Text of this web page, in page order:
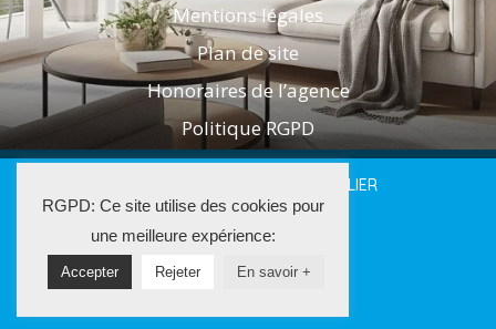
Mentions légales
Plan de site
Honoraires de l’agence
Politique RGPD
2025 LES AGENTS DE L'IMMOBILIER
La Solution Immo
RGPD: Ce site utilise des cookies pour
une meilleure expérience:
Accepter Rejeter En savoir +